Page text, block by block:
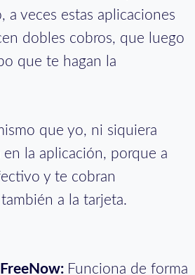
a veces estas aplicaciones
dobles cobros, que luego
que te hagan la
que yo, ni siquiera
la aplicación, porque a
y te cobran
a la tarjeta.
FreeNow: Funciona de forma